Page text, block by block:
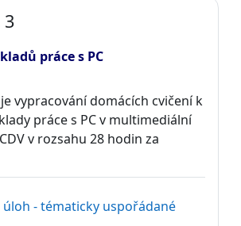
3
práce s PC
vypracování domácích cvičení k
práce s PC v multimediální
v rozsahu 28 hodin za
úloh - tématicky uspořádanéKniha